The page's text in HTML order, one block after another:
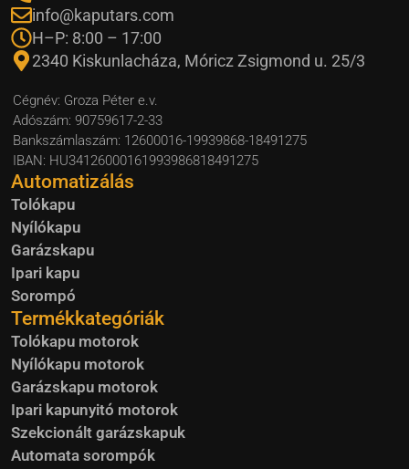
info@kaputars.com
H–P: 8:00 – 17:00
2340 Kiskunlacháza, Móricz Zsigmond u. 25/3
Cégnév: Groza Péter e.v.
Adószám: 90759617-2-33
Bankszámlaszám: 12600016-19939868-18491275
IBAN: HU34126000161993986818491275
Automatizálás
Tolókapu
Nyílókapu
Garázskapu
Ipari kapu
Sorompó
Termékkategóriák
Tolókapu motorok
Nyílókapu motorok
Garázskapu motorok
Ipari kapunyitó motorok
Szekcionált garázskapuk
Automata sorompók